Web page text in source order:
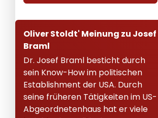
Oliver Stoldt' Meinung zu Josef
Braml
Dr. Josef Braml besticht durch
sein Know-How im politischen
Establishment der USA. Durch
seine früheren Tätigkeiten im US-
Abgeordnetenhaus hat er viele